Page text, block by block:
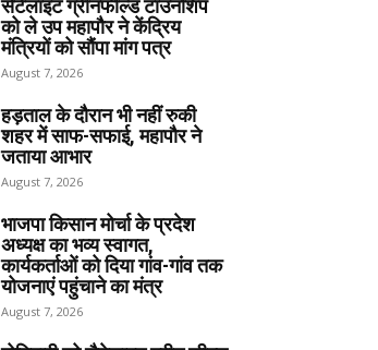
सेटेलाइट ग्रीनफील्ड टाउनशिप
को ले उप महापौर ने केंद्रिय
मंत्रियों को सौंपा मांग पत्र
August 7, 2026
हड़ताल के दौरान भी नहीं रुकी
शहर में साफ-सफाई, महापौर ने
जताया आभार
August 7, 2026
भाजपा किसान मोर्चा के प्रदेश
अध्यक्ष का भव्य स्वागत,
कार्यकर्ताओं को दिया गांव-गांव तक
योजनाएं पहुंचाने का मंत्र
August 7, 2026